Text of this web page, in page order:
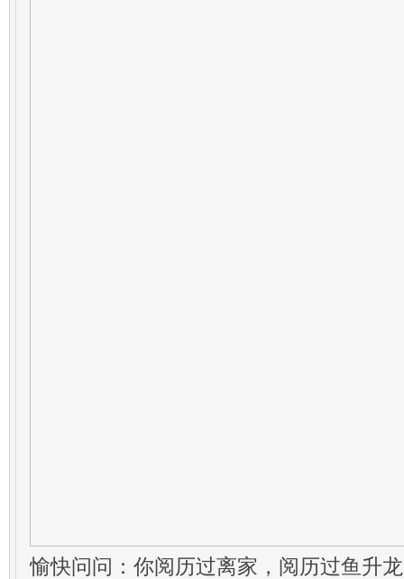
愉快问问：你阅历过离家，阅历过鱼升